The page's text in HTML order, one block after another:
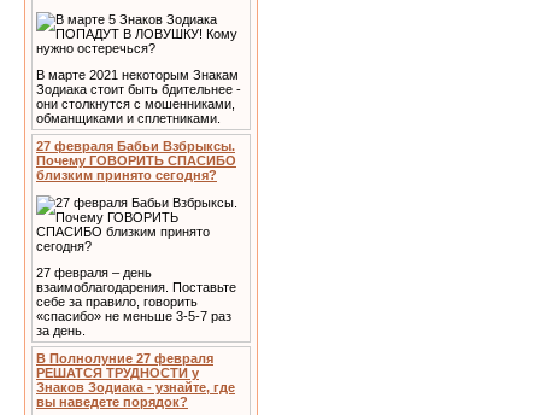
В марте 2021 некоторым Знакам
Зодиака стоит быть бдительнее -
они столкнутся с мошенниками,
обманщиками и сплетниками.
27 февраля Бабьи Взбрыксы.
Почему ГОВОРИТЬ СПАСИБО
близким принято сегодня?
27 февраля – день
взаимоблагодарения. Поставьте
себе за правило, говорить
«спасибо» не меньше 3-5-7 раз
за день.
В Полнолуние 27 февраля
РЕШАТСЯ ТРУДНОСТИ у
Знаков Зодиака - узнайте, где
вы наведете порядок?